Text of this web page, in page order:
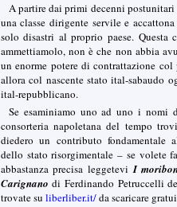
A partire dai primi decenni postunitari
una classe dirigente servile e
solo disastri al proprio paese. Questa
ammettiamolo, non è che non abbia
un enorme potere di contrattazione col
allora col nascente stato ital-sabaudo
ital-repubblicano.
Se esaminiamo uno ad uno i nomi
consorteria napoletana del tempo
diedero un contributo fondamentale
dello stato risorgimentale – se volete
abbastanza precisa leggeteviI
Carignano di Ferdinando Petruccelli
trovate su liberliber.it/da scaricare